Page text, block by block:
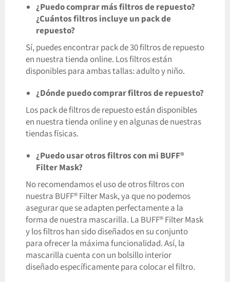
¿Puedo comprar más filtros de repuesto?
¿Cuántos filtros incluye un pack de
repuesto?
Sí, puedes encontrar pack de 30 filtros de repuesto
en nuestra tienda online. Los filtros están
disponibles para ambas tallas: adulto y niño.
¿Dónde puedo comprar filtros de repuesto?
Los pack de filtros de repuesto están disponibles
en nuestra tienda online y en algunas de nuestras
tiendas físicas.
¿Puedo usar otros filtros con mi BUFF®
Filter Mask?
No recomendamos el uso de otros filtros con
nuestra BUFF® Filter Mask, ya que no podemos
asegurar que se adapten perfectamente a la
forma de nuestra mascarilla. La BUFF® Filter Mask
y los filtros han sido diseñados en su conjunto
para ofrecer la máxima funcionalidad. Así, la
mascarilla cuenta con un bolsillo interior
diseñado específicamente para colocar el filtro.